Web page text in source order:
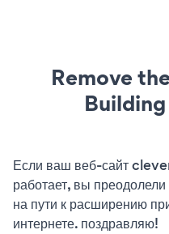
Remove
Если ваш веб-сайт
работает, вы
на пути к расширению
интернете. поздравляю!